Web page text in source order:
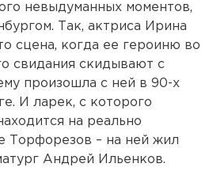
невыдуманных моментов,
Так, актриса Ирина
сцена, когда ее героиню во
свидания скидывают с
произошла с ней в 90-х
И ларек, с которого
на реально
Торфорезов – на ней жил
Андрей Ильенков.